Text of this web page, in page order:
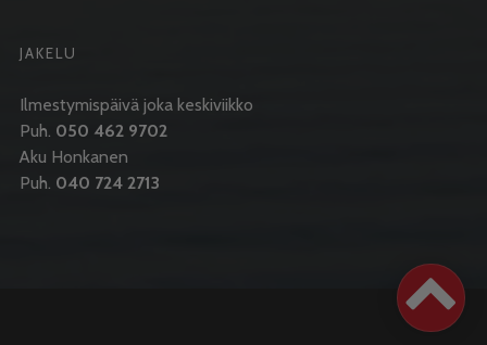
JAKELU
Ilmestymispäivä joka keskiviikko
Puh. 050 462 9702
Aku Honkanen
Puh. 040 724 2713